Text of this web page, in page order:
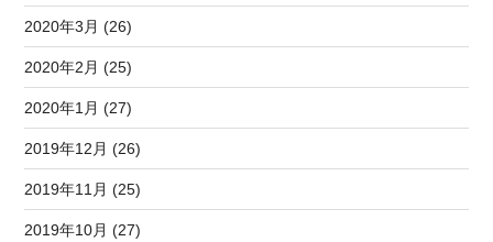
2020年3月 (26)
2020年2月 (25)
2020年1月 (27)
2019年12月 (26)
2019年11月 (25)
2019年10月 (27)